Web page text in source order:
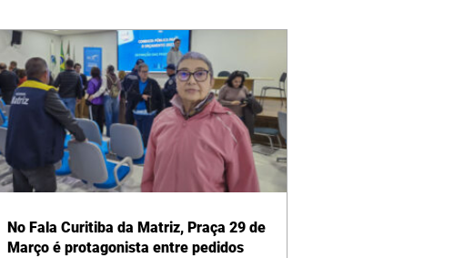
No Fala Curitiba da Matriz, Praça 29 de
Março é protagonista entre pedidos